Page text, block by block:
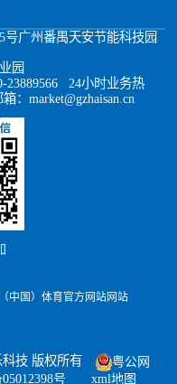
广州番禺天安节能科技园
园
23889566 24小时业务热
：market@gzhaisan.cn
中国）体育官方网站网站
技 版权所有
粤公网
号 xml地图